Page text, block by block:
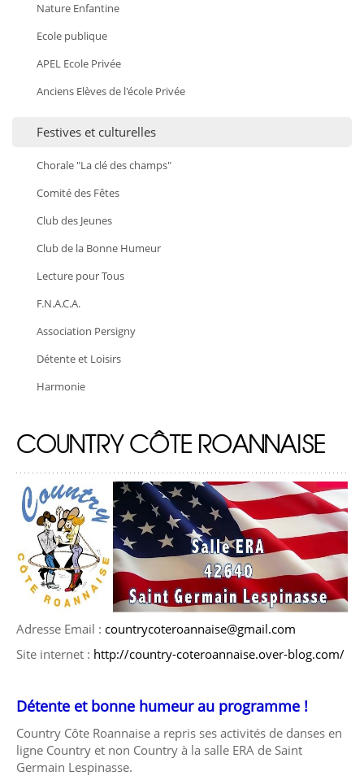
Nature Enfantine
Ecole publique
APEL Ecole Privée
Anciens Elèves de l'école Privée
Festives et culturelles
Chorale "La clé des champs"
Comité des Fêtes
Club des Jeunes
Club de la Bonne Humeur
Lecture pour Tous
F.N.A.C.A.
Association Persigny
Détente et Loisirs
Harmonie
COUNTRY CÔTE ROANNAISE
Adresse Email : countrycoteroannaise@gmail.com
Site internet : http://country-coteroannaise.over-blog.com/
Détente et bonne humeur au programme !
Country Côte Roannaise a repris ses activités de danses en
ligne Country et non Country à la salle ERA de Saint
Germain Lespinasse.